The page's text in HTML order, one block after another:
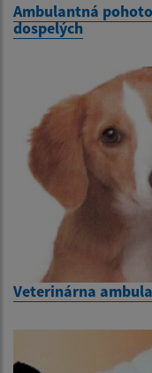
Ambulantná
dospelých
Veterinárna